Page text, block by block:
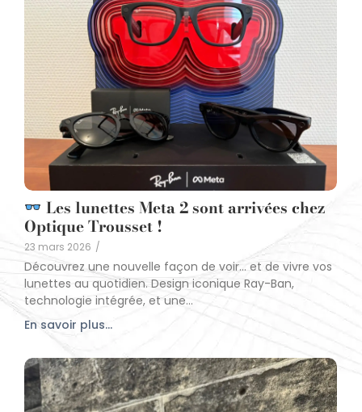
Les lunettes Meta 2 sont arrivées chez
Optique Trousset !
23 mars 2026 /
Découvrez une nouvelle façon de voir… et de vivre vos
lunettes au quotidien. Design iconique Ray-Ban,
technologie intégrée, et une...
En savoir plus...